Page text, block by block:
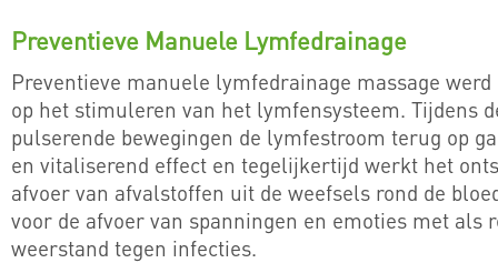
Preventieve Manuele Lymfedrainage
Preventieve manuele lymfedrainage massage
op het stimuleren van het lymfensysteem. Tijdens
pulserende bewegingen de lymfestroom terug op
en vitaliserend effect en tegelijkertijd werkt het
afvoer van afvalstoffen uit de weefsels rond de
voor de afvoer van spanningen en emoties met als
weerstand tegen infecties.